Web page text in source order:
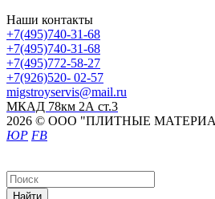
Наши контакты
+7(495)740-31-68
+7(495)740-31-68
+7(495)772-58-27
+7(926)520- 02-57
migstroyservis@mail.ru
МКАД 78км 2А ст.3
2026 © ООО "ПЛИТНЫЕ
ЮР FB
Найти